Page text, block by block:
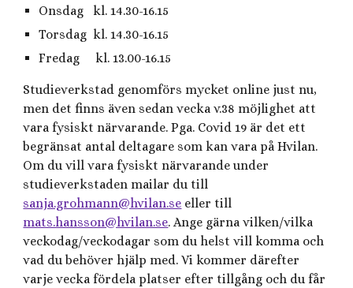
Onsdag kl. 14.30-16.15
Torsdag kl. 14.30-16.15
Fredag kl. 13.00-16.15
Studieverkstad genomförs mycket online just nu,
men det finns även sedan vecka v.38 möjlighet att
vara fysiskt närvarande. Pga. Covid 19 är det ett
begränsat antal deltagare som kan vara på Hvilan.
Om du vill vara fysiskt närvarande under
studieverkstaden mailar du till
sanja.grohmann@hvilan.se eller till
mats.hansson@hvilan.se. Ange gärna vilken/vilka
veckodag/veckodagar som du helst vill komma och
vad du behöver hjälp med. Vi kommer därefter
varje vecka fördela platser efter tillgång och du får